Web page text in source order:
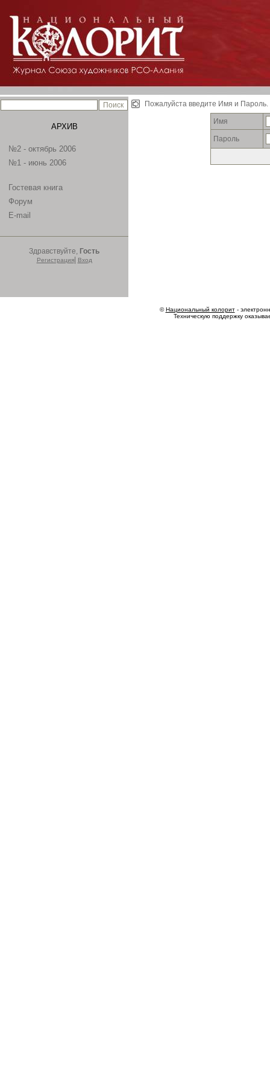
АРХИВ
№2 - октябрь 2006
№1 - июнь 2006
Гостевая книга
Форум
E-mail
Здравствуйте, Гость
Регистрация| Вход
Пожалуйста введите Имя и Пароль.
Имя
Пароль
©Национальный колорит-
Техническую поддержку